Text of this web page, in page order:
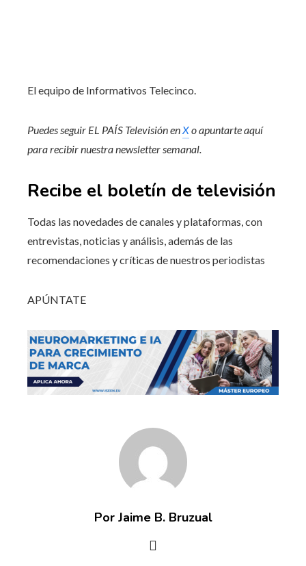
El equipo de Informativos Telecinco.
Puedes seguir EL PAÍS Televisión en Xo apuntarte aquí
para recibirnuestra newsletter semanal
Recibe el boletín de televisión
Todas las novedades de canales y plataformas, con
entrevistas, noticias y análisis, además de las
recomendaciones y críticas de nuestros periodistas
APÚNTATE
Por Jaime B. Bruzual